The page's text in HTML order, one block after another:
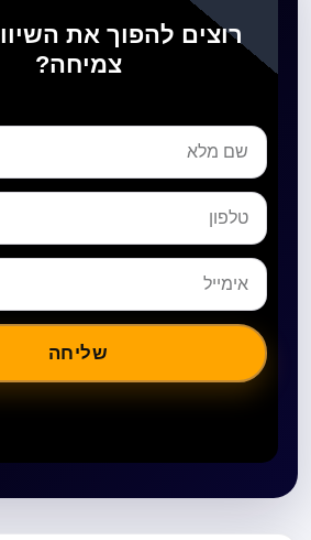
רוצים להפוך את
צמיחה?
שליחה